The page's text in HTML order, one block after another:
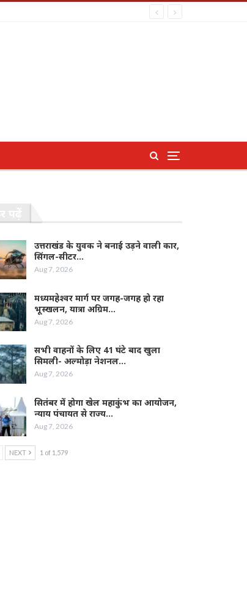
उत्तराखंड के युवक ने बनाई उड़ने वाली कार,
सिंगल-सीटर…
Aug 7, 2026
मध्यमहेश्वर मार्ग पर जगह-जगह हो रहा
भूस्खलन, यात्रा अग्रिम…
Aug 7, 2026
सभी वाहनों के लिए 41 घंटे बाद खुला
सिमली- अल्मोड़ा नेशनल…
Aug 7, 2026
सितंबर में होगा खेल महाकुंभ का आयोजन,
न्याय पंचायत से राज्य…
Aug 7, 2026
NEXT 1 of 1,579